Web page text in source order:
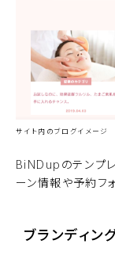
サイト内のブログイメージ
BiNDup のテンプ
ーン情報や予約フ
ブランディン